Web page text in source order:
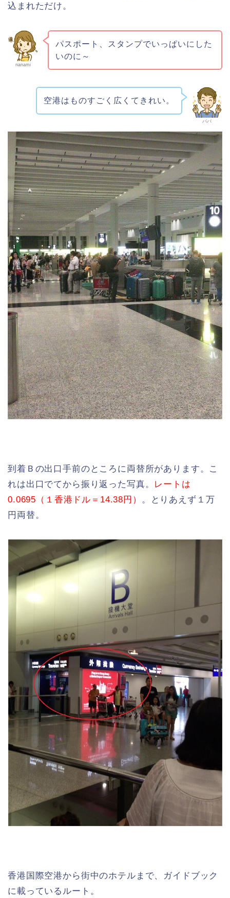
込まれただけ。
nanami
パスポート、スタンプでいっぱいにした
いのに～
パパ
空港はものすごく広くてきれい。
到着Ｂの出口手前のところに両替所があります。こ
れは出口でてから振り返った写真。 レートは
0.0695（１香港ドル＝14.38円）
。とりあえず１万
円両替。
香港国際空港から街中のホテルまで、ガイドブック
に載っているルート。